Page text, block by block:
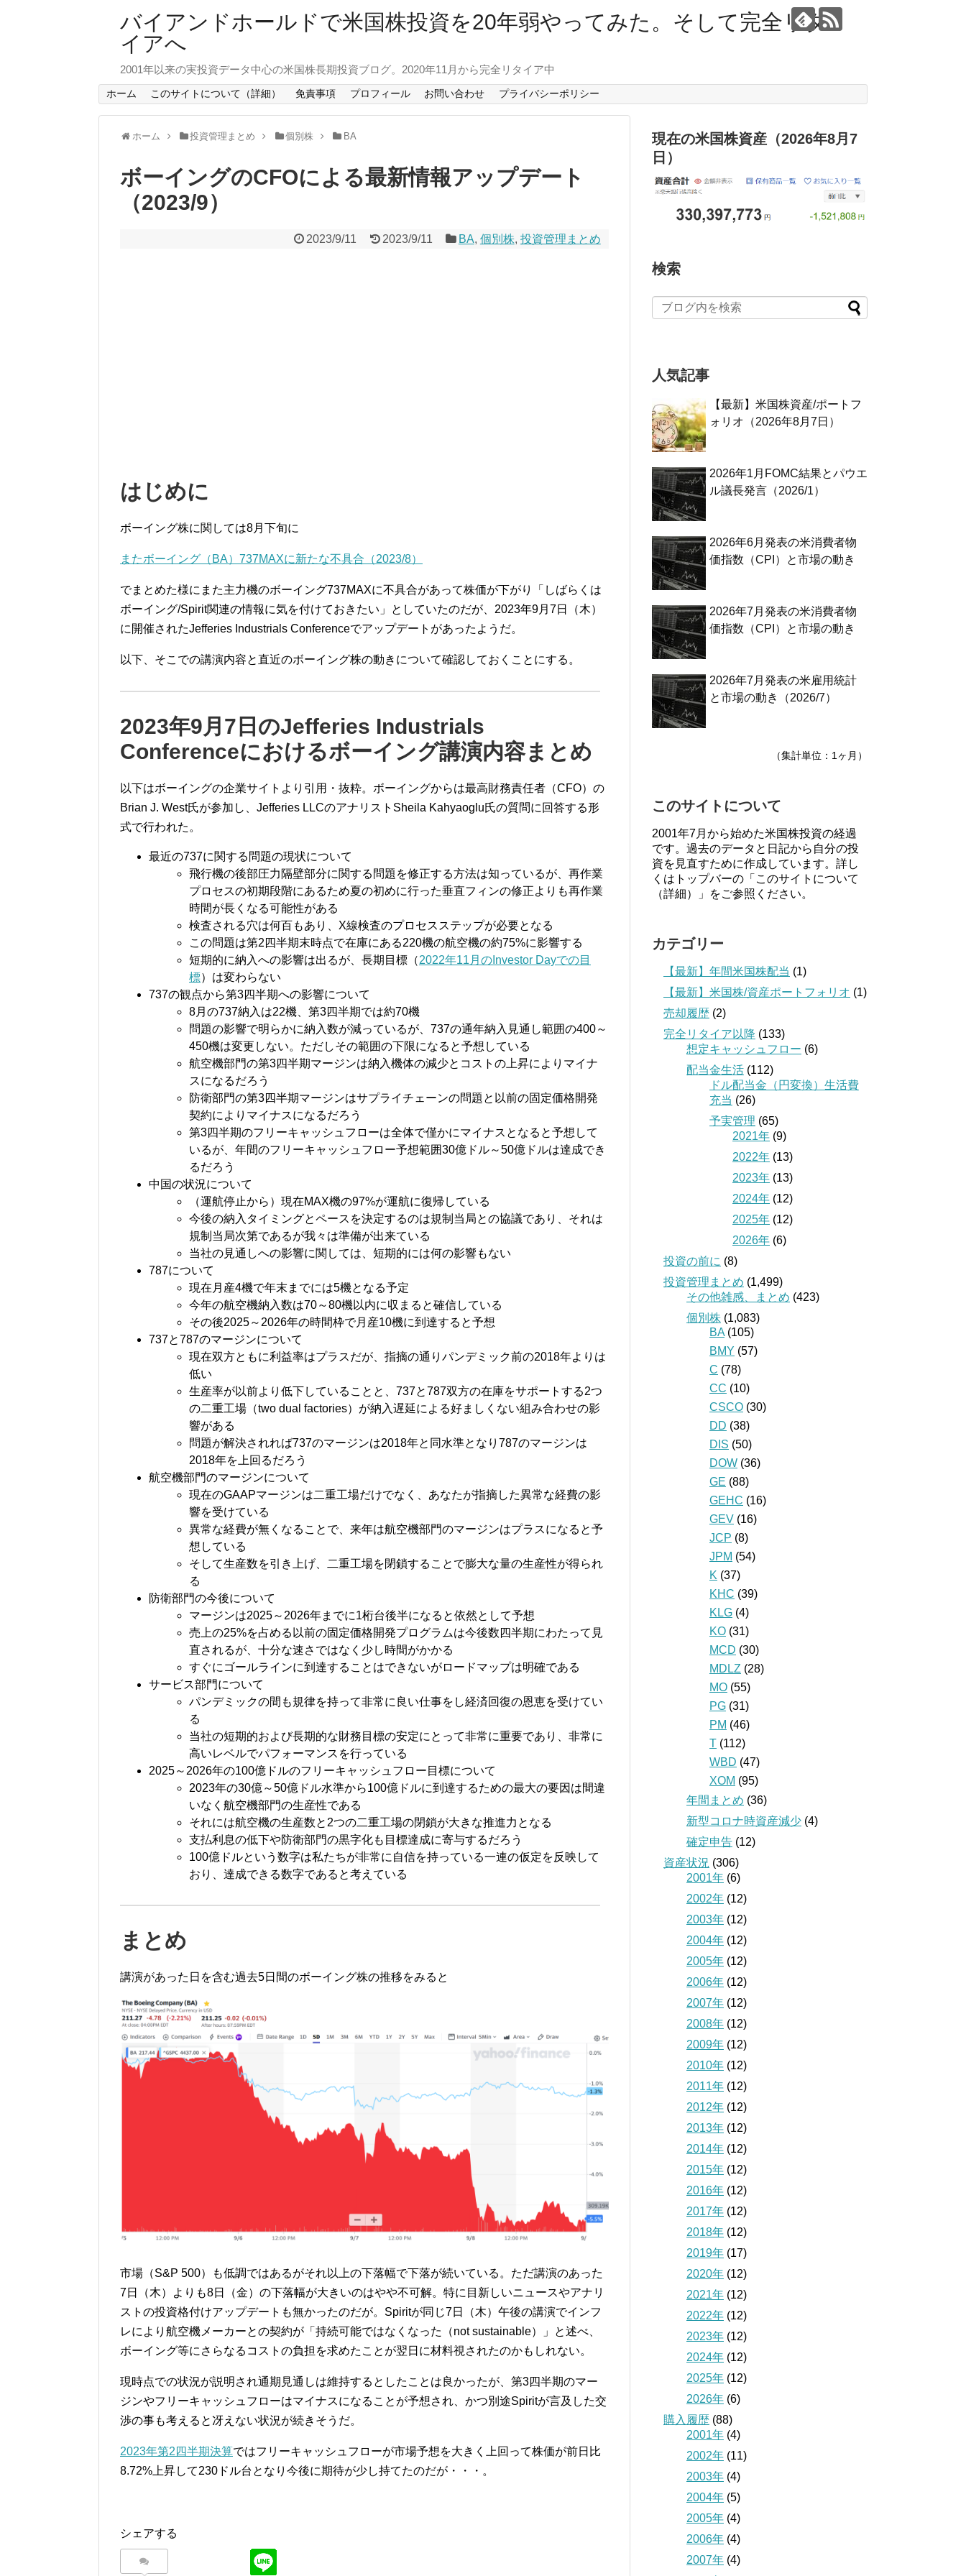
バイアンドホールドで米国株投資を20年弱やってみた。そして完全リタ
イアへ
2001年以来の実投資データ中心の米国株長期投資ブログ。2020年11月から完全リタイア中
ホーム このサイトについて（詳細） 免責事項 プロフィール お問い合わせ プライバシーポリシー
ホーム 投資管理まとめ 個別株 BA
ボーイングのCFOによる最新情報アップデート
（2023/9）
2023/9/11 2023/9/11 BA, 個別株, 投資管理まとめ
はじめに
ボーイング株に関しては8月下旬に
またボーイング（BA）737MAXに新たな不具合（2023/8）
でまとめた様にまた主力機のボーイング737MAXに不具合があって株価が下がり「しばらくは
ボーイング/Spirit関連の情報に気を付けておきたい」としていたのだが、2023年9月7日（木）
に開催されたJefferies Industrials Conferenceでアップデートがあったようだ。
以下、そこでの講演内容と直近のボーイング株の動きについて確認しておくことにする。
2023年9月7日のJefferies Industrials
Conferenceにおけるボーイング講演内容まとめ
以下はボーイングの企業サイトより引用・抜粋。ボーイングからは最高財務責任者（CFO）の
Brian J. West氏が参加し、Jefferies LLCのアナリストSheila Kahyaoglu氏の質問に回答する形
式で行われた。
最近の737に関する問題の現状について
飛行機の後部圧力隔壁部分に関する問題を修正する方法は知っているが、再作業
プロセスの初期段階にあるため夏の初めに行った垂直フィンの修正よりも再作業
時間が長くなる可能性がある
検査される穴は何百もあり、X線検査のプロセスステップが必要となる
この問題は第2四半期末時点で在庫にある220機の航空機の約75%に影響する
短期的に納入への影響は出るが、長期目標（2022年11月のInvestor Dayでの目
標）は変わらない
737の観点から第3四半期への影響について
8月の737納入は22機、第3四半期では約70機
問題の影響で明らかに納入数が減っているが、737の通年納入見通し範囲の400～
450機は変更しない。ただしその範囲の下限になると予想している
航空機部門の第3四半期マージンは納入機体の減少とコストの上昇によりマイナ
スになるだろう
防衛部門の第3四半期マージンはサプライチェーンの問題と以前の固定価格開発
契約によりマイナスになるだろう
第3四半期のフリーキャッシュフローは全体で僅かにマイナスとなると予想して
いるが、年間のフリーキャッシュフロー予想範囲30億ドル～50億ドルは達成でき
るだろう
中国の状況について
（運航停止から）現在MAX機の97%が運航に復帰している
今後の納入タイミングとペースを決定するのは規制当局との協議であり、それは
規制当局次第であるが我々は準備が出来ている
当社の見通しへの影響に関しては、短期的には何の影響もない
787について
現在月産4機で年末までには5機となる予定
今年の航空機納入数は70～80機以内に収まると確信している
その後2025～2026年の時間枠で月産10機に到達すると予想
737と787のマージンについて
現在双方ともに利益率はプラスだが、指摘の通りパンデミック前の2018年よりは
低い
生産率が以前より低下していることと、737と787双方の在庫をサポートする2つ
の二重工場（two dual factories）が納入遅延による好ましくない組み合わせの影
響がある
問題が解決されれば737のマージンは2018年と同水準となり787のマージンは
2018年を上回るだろう
航空機部門のマージンについて
現在のGAAPマージンは二重工場だけでなく、あなたが指摘した異常な経費の影
響を受けている
異常な経費が無くなることで、来年は航空機部門のマージンはプラスになると予
想している
そして生産数を引き上げ、二重工場を閉鎖することで膨大な量の生産性が得られ
る
防衛部門の今後について
マージンは2025～2026年までに1桁台後半になると依然として予想
売上の25%を占める以前の固定価格開発プログラムは今後数四半期にわたって見
直されるが、十分な速さではなく少し時間がかかる
すぐにゴールラインに到達することはできないがロードマップは明確である
サービス部門について
パンデミックの間も規律を持って非常に良い仕事をし経済回復の恩恵を受けてい
る
当社の短期的および長期的な財務目標の安定にとって非常に重要であり、非常に
高いレベルでパフォーマンスを行っている
2025～2026年の100億ドルのフリーキャッシュフロー目標について
2023年の30億～50億ドル水準から100億ドルに到達するための最大の要因は間違
いなく航空機部門の生産性である
それには航空機の生産数と2つの二重工場の閉鎖が大きな推進力となる
支払利息の低下や防衛部門の黒字化も目標達成に寄与するだろう
100億ドルという数字は私たちが非常に自信を持っている一連の仮定を反映して
おり、達成できる数字であると考えている
まとめ
講演があった日を含む過去5日間のボーイング株の推移をみると
市場（S&P 500）も低調ではあるがそれ以上の下落幅で下落が続いている。ただ講演のあった
7日（木）よりも8日（金）の下落幅が大きいのはやや不可解。特に目新しいニュースやアナリ
ストの投資格付けアップデートも無かったのだが。Spiritが同じ7日（木）午後の講演でインフ
レにより航空機メーカーとの契約が「持続可能ではなくなった（not sustainable）」と述べ、
ボーイング等にさらなるコストの負担を求めたことが翌日に材料視されたのかもしれない。
現時点での状況が説明され通期見通しは維持するとしたことは良かったが、第3四半期のマー
ジンやフリーキャッシュフローはマイナスになることが予想され、かつ別途Spiritが言及した交
渉の事も考えると冴えない状況が続きそうだ。
2023年第2四半期決算ではフリーキャッシュフローが市場予想を大きく上回って株価が前日比
8.72%上昇して230ドル台となり今後に期待が少し持てたのだが・・・。
シェアする
現在の米国株資産（2026年8月7
日）
検索
人気記事
【最新】米国株資産/ポートフ
ォリオ（2026年8月7日）
2026年1月FOMC結果とパウエ
ル議長発言（2026/1）
2026年6月発表の米消費者物
価指数（CPI）と市場の動き
2026年7月発表の米消費者物
価指数（CPI）と市場の動き
2026年7月発表の米雇用統計
と市場の動き（2026/7）
（集計単位：1ヶ月）
このサイトについて
2001年7月から始めた米国株投資の経過
です。過去のデータと日記から自分の投
資を見直すために作成しています。詳し
くはトップバーの「このサイトについて
（詳細）」をご参照ください。
カテゴリー
【最新】年間米国株配当 (1)
【最新】米国株/資産ポートフォリオ (1)
売却履歴 (2)
完全リタイア以降 (133)
想定キャッシュフロー (6)
配当金生活 (112)
ドル配当金（円変換）生活費
充当 (26)
予実管理 (65)
2021年 (9)
2022年 (13)
2023年 (13)
2024年 (12)
2025年 (12)
2026年 (6)
投資の前に (8)
投資管理まとめ (1,499)
その他雑感、まとめ (423)
個別株 (1,083)
BA (105)
BMY (57)
C (78)
CC (10)
CSCO (30)
DD (38)
DIS (50)
DOW (36)
GE (88)
GEHC (16)
GEV (16)
JCP (8)
JPM (54)
K (37)
KHC (39)
KLG (4)
KO (31)
MCD (30)
MDLZ (28)
MO (55)
PG (31)
PM (46)
T (112)
WBD (47)
XOM (95)
年間まとめ (36)
新型コロナ時資産減少 (4)
確定申告 (12)
資産状況 (306)
2001年 (6)
2002年 (12)
2003年 (12)
2004年 (12)
2005年 (12)
2006年 (12)
2007年 (12)
2008年 (12)
2009年 (12)
2010年 (12)
2011年 (12)
2012年 (12)
2013年 (12)
2014年 (12)
2015年 (12)
2016年 (12)
2017年 (12)
2018年 (12)
2019年 (17)
2020年 (12)
2021年 (12)
2022年 (12)
2023年 (12)
2024年 (12)
2025年 (12)
2026年 (6)
購入履歴 (88)
2001年 (4)
2002年 (11)
2003年 (4)
2004年 (5)
2005年 (4)
2006年 (4)
2007年 (4)